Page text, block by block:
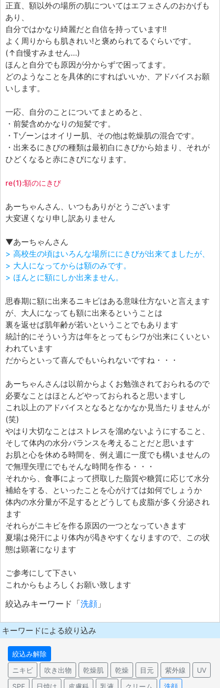
正直、額以外の場所の肌についてはエフェさんのおかげも
あり、
自分ではかなり綺麗だと自信を持っています!!
よく周りからも肌きれい!と褒められてるぐらいです。
(↑自慢すみません…)
ほんと自分でも原因が分からずで困ってます。
どのようなことを具体的にすればいいか、アドバイスお願
いします。
一応、自分のことについてまとめると、
・前髪含めかなりの短髪です。
・Tゾーンはオイリー肌、その他は乾燥肌の混合です。
・出来るにきびの種類は最初白にきびから始まり、それが
ひどくなると赤にきびになります。
re(1):額のにきび
あーちゃんさん、いつもありがとうございます
大変遅くなり申し訳ありません
▼あーちゃんさん
> 高校生の頃はいろんな場所ににきびが出来てましたが、
> 大人になってからは額のみです。
> ほんとに額にしか出来ません。
思春期に額に出来るニキビはある意味仕方ないと言えます
が、大人になっても額に出来るということは
裏を返せば肌年齢が若いということでもあります
統計的にそういう方は年をとってもシワが出来にくいとい
われています
だからといって喜んでもいられないですね・・・
あーちゃんさんは以前からよくお勉強されておられるので
必要なことはほとんどやっておられると思いますし
これ以上のアドバイスとなるとなかなか見当たりませんが
(笑)
やはり大切なことはストレスを溜めないようにすること、
そして体内の水分バランスを考えることだと思います
お肌と心を休める時間を、例え週に一度でも構いませんの
で無理矢理にでもそんな時間を作る・・・
それから、食事によって摂取した脂質や糖質に応じて水分
補給をする、といったことを心がけては如何でしょうか
体内の水分量が不足するとどうしても皮脂が多く分泌され
ます
それらがニキビを作る原因の一つとなっていきます
夏場は発汗により体内が渇きやすくなりますので、この状
態は顕著になります
ご参考にして下さい
これからもよろしくお願い致します
絞込みキーワード「 洗顔 」
キーワードによる絞り込み
絞込み解除
ニキビ
吹き出物 乾燥肌 乾燥 目元 紫外線
UV
SPF
日焼け 皮膚科 乳液 クリーム 洗顔